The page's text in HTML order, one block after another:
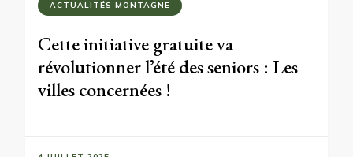
ACTUALITÉS MONTAGNE
Cette initiative gratuite va
révolutionner l’été des seniors : Les
villes concernées !